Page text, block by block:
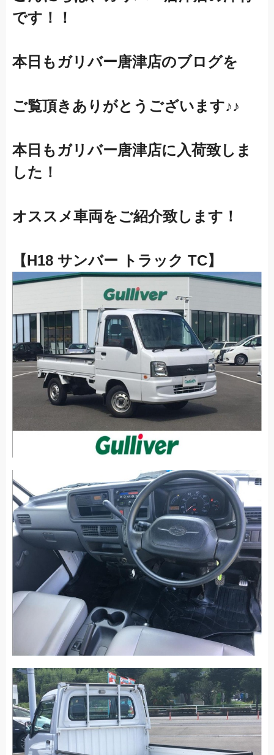
です！！
本日もガリバー唐津店のブログを
ご覧頂きありがとうございます♪♪
本日もガリバー唐津店に入荷致しま
した！
オススメ車両をご紹介致します！
【H18 サンバー トラック TC】